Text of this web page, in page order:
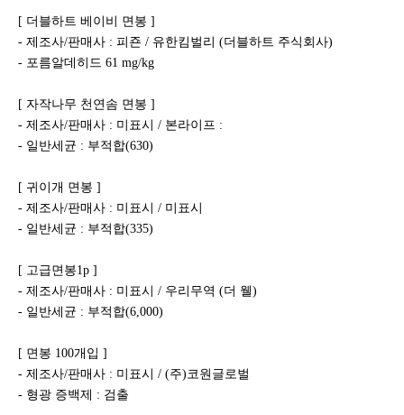
[ 더블하트 베이비 면봉 ]
- 제조사/판매사 : 피죤 / 유한킴벌리 (더블하트 주식회사)
- 포름알데히드 61 mg/kg
[ 자작나무 천연솜 면봉 ]
- 제조사/판매사 : 미표시 / 본라이프 :
- 일반세균 : 부적합(630)
[ 귀이개 면봉 ]
- 제조사/판매사 : 미표시 / 미표시
- 일반세균 : 부적합(335)
[ 고급면봉1p ]
- 제조사/판매사 : 미표시 / 우리무역 (더 웰)
- 일반세균 : 부적합(6,000)
[ 면봉 100개입 ]
- 제조사/판매사 : 미표시 / (주)코원글로벌
- 형광 증백제 : 검출